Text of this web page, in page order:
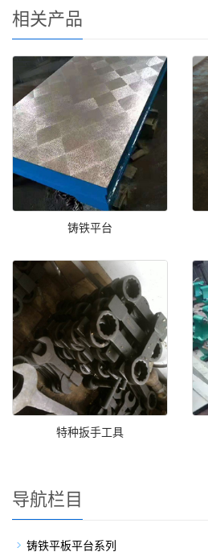
相关产品
铸铁平台
特种扳手工具
导航栏目
铸铁平板平台系列